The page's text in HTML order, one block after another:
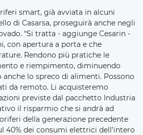
smart, già avviata in alcuni
di Casarsa, proseguirà anche negli
“Si tratta - aggiunge Cesarin -
con apertura a porta e che
Rendono più pratiche le
e riempimento, diminuendo
lo spreco di alimenti. Possono
da remoto. Li acquisteremo
previste dal pacchetto Industria
il risparmio che si andrà ad
della generazione precedente
40% dei consumi elettrici dell’intero